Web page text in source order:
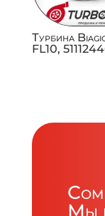
Турбина
FL10,
Мы